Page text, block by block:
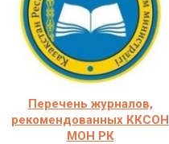
Перечень журналов,
рекомендованных ККСОН
МОН РК